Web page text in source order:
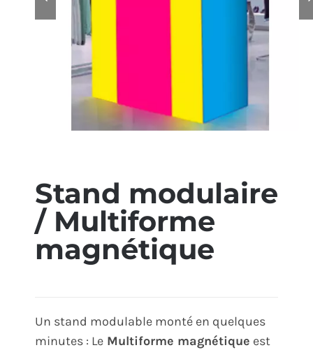
ÉCO-RESPONSABLE
CONTACT
Stand modulaire
/ Multiforme
magnétique
Un stand modulable monté en quelques
minutes : Le Multiforme magnétique est